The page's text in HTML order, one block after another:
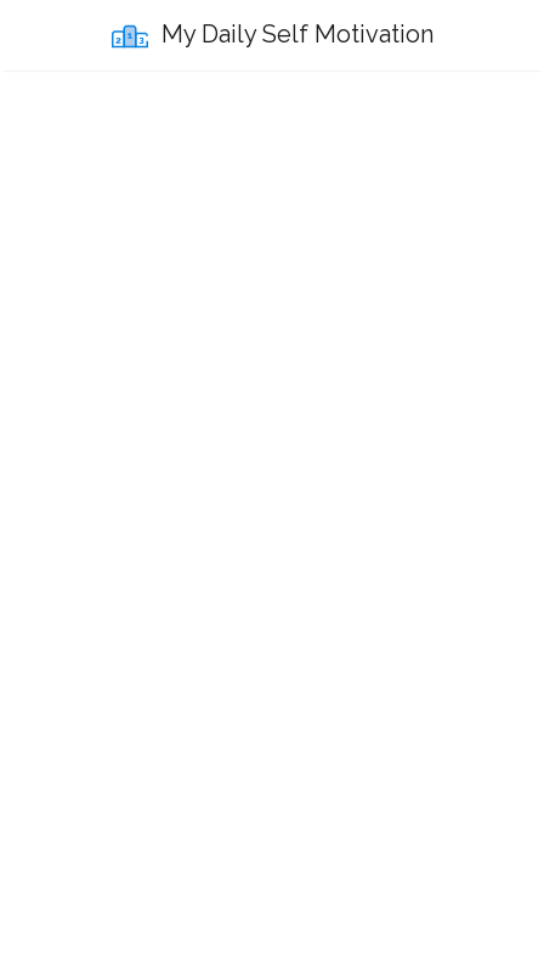
My Daily Self Motivation